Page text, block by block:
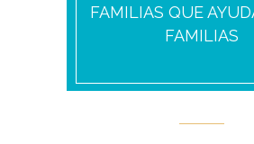
FAMILIAS QUE
FAMILIAS